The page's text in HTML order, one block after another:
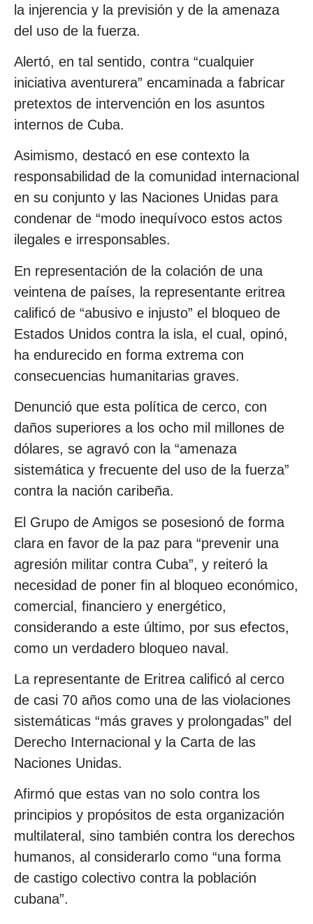
la injerencia y la previsión y de la amenaza
del uso de la fuerza.
Alertó, en tal sentido, contra “cualquier
iniciativa aventurera” encaminada a fabricar
pretextos de intervención en los asuntos
internos de Cuba.
Asimismo, destacó en ese contexto la
responsabilidad de la comunidad internacional
en su conjunto y las Naciones Unidas para
condenar de “modo inequívoco estos actos
ilegales e irresponsables.
En representación de la colación de una
veintena de países, la representante eritrea
calificó de “abusivo e injusto” el bloqueo de
Estados Unidos contra la isla, el cual, opinó,
ha endurecido en forma extrema con
consecuencias humanitarias graves.
Denunció que esta política de cerco, con
daños superiores a los ocho mil millones de
dólares, se agravó con la “amenaza
sistemática y frecuente del uso de la fuerza”
contra la nación caribeña.
El Grupo de Amigos se posesionó de forma
clara en favor de la paz para “prevenir una
agresión militar contra Cuba”, y reiteró la
necesidad de poner fin al bloqueo económico,
comercial, financiero y energético,
considerando a este último, por sus efectos,
como un verdadero bloqueo naval.
La representante de Eritrea calificó al cerco
de casi 70 años como una de las violaciones
sistemáticas “más graves y prolongadas” del
Derecho Internacional y la Carta de las
Naciones Unidas.
Afirmó que estas van no solo contra los
principios y propósitos de esta organización
multilateral, sino también contra los derechos
humanos, al considerarlo como “una forma
de castigo colectivo contra la población
cubana”.